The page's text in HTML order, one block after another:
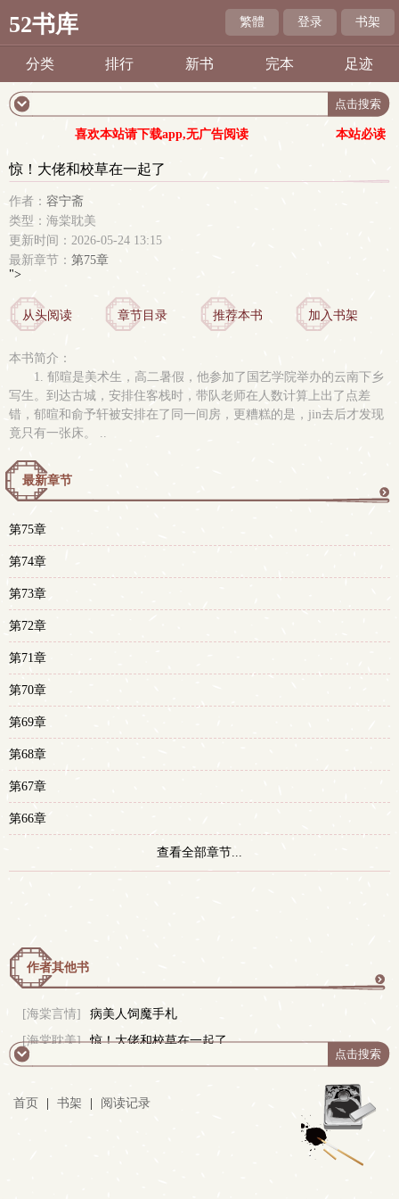
52书库 繁體 登录 书架
分类 排行 新书 完本 足迹
喜欢本站请下载app,无广告阅读 本站必读
惊！大佬和校草在一起了
作者： 容宁斋
类型：海棠耽美
更新时间：2026-05-24 13:15
最新章节： 第75章
">
从头阅读 章节目录 推荐本书 加入书架
本书简介：
1. 郁暄是美术生，高二暑假，他参加了国艺学院举办的云南下乡
写生。到达古城，安排住客栈时，带队老师在人数计算上出了点差
错，郁暄和俞予轩被安排在了同一间房，更糟糕的是，jin去后才发现
竟只有一张床。 ..
最新章节
第75章
第74章
第73章
第72章
第71章
第70章
第69章
第68章
第67章
第66章
查看全部章节...
作者其他书
多
[海棠言情]
病美人饲魔手札
[海棠耽美]
惊！大佬和校草在一起了
首页 书架 阅读记录